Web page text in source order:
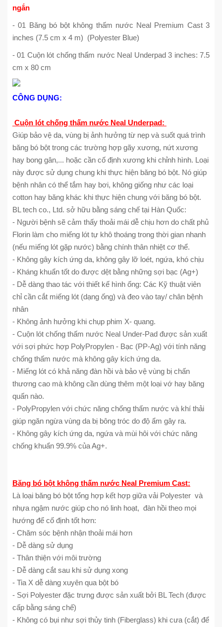
ngắn
- 01 Băng bó bột không thấm nước Neal Premium Cast 3
inches (7.5 cm x 4 m) (Polyester Blue)
- 01 Cuộn lót chống thấm nước Neal Underpad 3 inches: 7.5
cm x 80 cm
CÔNG DỤNG:
Cuộn lót chống thấm nước Neal Underpad:
Giúp bảo vệ da, vùng bị ảnh hưởng từ nẹp và suốt quá trình
băng bó bột trong các trường hợp gãy xương, nứt xương
hay bong gân,... hoặc cần cố định xương khi chỉnh hình. Loại
này được sử dụng chung khi thực hiện băng bó bột. Nó giúp
bệnh nhân có thể tắm hay bơi, không giống như các loại
cotton hay băng khác khi thực hiện chung với băng bó bột.
BL tech co., Ltd. sở hữu bằng sáng chế tại Hàn Quốc:
- Người bệnh sẽ cảm thấy thoải mái dễ chịu hơn do chất phủ
Florin làm cho miếng lót tự khô thoáng trong thời gian nhanh
(nếu miếng lót gặp nước) bằng chính thân nhiệt cơ thể.
- Không gây kích ứng da, không gây lỡ loét, ngứa, khó chịu
- Kháng khuẩn tốt do được dệt bằng những sợi bạc (Ag+)
- Dễ dàng thao tác với thiết kế hình ống: Các Kỹ thuật viên
chỉ cần cắt miếng lót (dạng ống) và đeo vào tay/ chân bệnh
nhân
- Không ảnh hưởng khi chụp phim X- quang.
- Cuộn lót chống thấm nước Neal Under-Pad được sản xuất
với sợi phức hợp PolyPropylen - Bạc (PP-Ag) với tính năng
chống thấm nước mà không gây kích ứng da.
- Miếng lót có khả năng đàn hồi và bảo vệ vùng bị chấn
thương cao mà không cần dùng thêm một loại vớ hay băng
quấn nào.
- PolyPropylen với chức năng chống thấm nước và khí thải
giúp ngăn ngừa vùng da bị bông tróc do độ ẩm gây ra.
- Không gây kích ứng da, ngứa và mùi hôi với chức năng
chống khuẩn 99.9% của Ag+.
Băng bó bột không thấm nước Neal Premium Cast:
Là loại băng bó bột tổng hợp kết hợp giữa vải Polyester và
nhựa ngậm nước giúp cho nó linh hoạt, đàn hồi theo mọi
hướng để cố định tốt hơn:
- Chăm sóc bệnh nhận thoải mái hơn
- Dễ dàng sử dụng
- Thân thiện với môi trường
- Dễ dàng cắt sau khi sử dụng xong
- Tia X dễ dàng xuyên qua bột bó
- Sợi Polyester đặc trưng được sản xuất bởi BL Tech (được
cấp bằng sáng chế)
- Không có bụi như sợi thủy tinh (Fiberglass) khi cưa (cắt) để